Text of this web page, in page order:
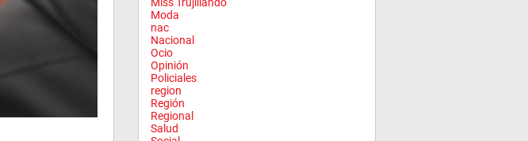
Moda
nac
Nacional
Ocio
Opinión
Policiales
region
Región
Regional
Salud